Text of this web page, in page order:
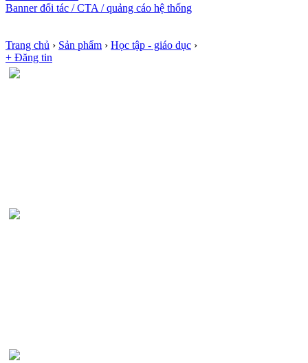
Banner đối tác / CTA / quảng cáo hệ thống
Trang chủ › Sản phẩm › Học tập - giáo dục ›
+ Đăng tin